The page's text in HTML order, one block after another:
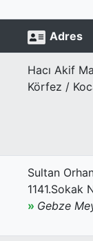
Adres
Hacı Akif
Körfez /
Sultan
1141.Sokak
» Gebze